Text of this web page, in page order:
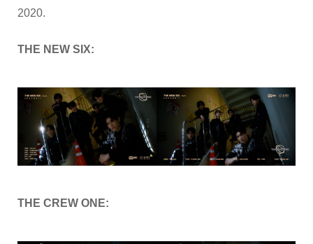
2020.
THE NEW SIX:
THE CREW ONE: